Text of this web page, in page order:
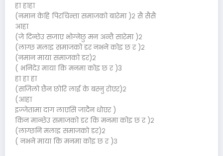
हा हाहा
(नमान केहि पिरचिन्ता समाजको बारेमा )२ सै सैसै
आहा
(जे दिन्छेउ सजाए भोग्नेछु मन अन्तै सारेमा )२
(लाग्छ मलाइ समाजको डर नभने कोइ छ र )२
(नमान माया समाजको डर)२
( भनिदेउ माया कि मनमा कोइ छ र )3
हा हा हा
(सजिलो छैन छोरि लाई के बस्नु रोएर)२
(आहा
इज्जेतामा दाग लाएसि जादैन धोएर )
किन मान्छेउ समाजको डर कि मनमा कोइ छ र )२
(लाग्छनि मलाइ समाजको डर)२
( नभने माया कि मनमा कोइ छ र )३